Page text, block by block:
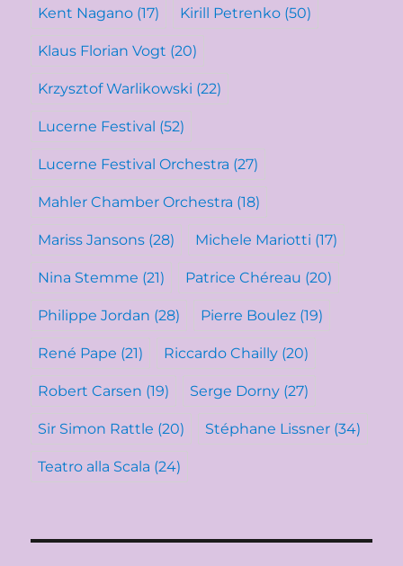
Kent Nagano (17) Kirill Petrenko (50)
Klaus Florian Vogt (20)
Krzysztof Warlikowski (22)
Lucerne Festival (52)
Lucerne Festival Orchestra (27)
Mahler Chamber Orchestra (18)
Mariss Jansons (28) Michele Mariotti (17)
Nina Stemme (21) Patrice Chéreau (20)
Philippe Jordan (28) Pierre Boulez (19)
René Pape (21) Riccardo Chailly (20)
Robert Carsen (19) Serge Dorny (27)
Sir Simon Rattle (20) Stéphane Lissner (34)
Teatro alla Scala (24)